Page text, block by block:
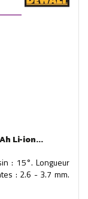
Li-ion...
: 15°. Longueur
: 2.6 - 3.7 mm.